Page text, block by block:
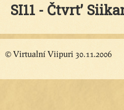
SI11 - Čtvrt’
© Virtualní Viipuri 30.11.2006